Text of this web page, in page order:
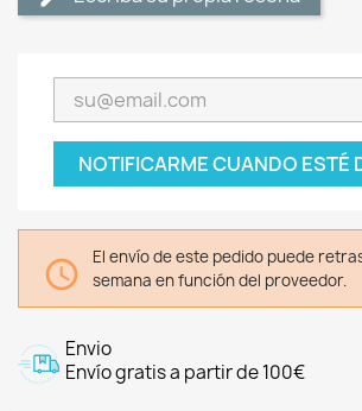
NOTIFICARME CUANDO ESTÉ

El envío de este pedido puede
semana en función del proveedor.
Envio
Envío gratis a partir de 100€